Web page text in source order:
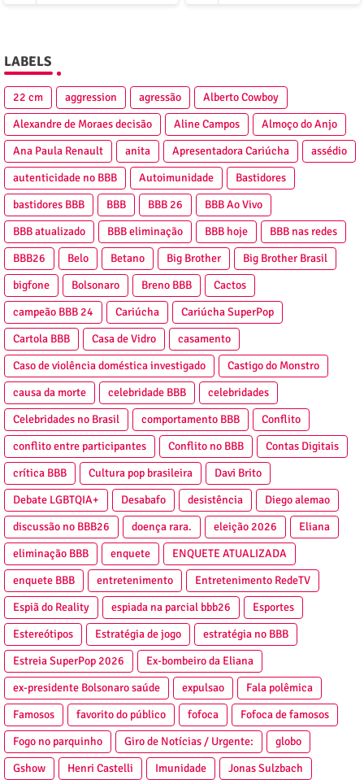
LABELS
22 cm aggression agressão
Alberto Cowboy
Alexandre de Moraes decisão
Aline Campos
Almoço do Anjo
Ana Paula Renault
anita Apresentadora Cariúcha
assédio
autenticidade no BBB
Autoimunidade
Bastidores
bastidores BBB
BBB BBB 26
BBB Ao Vivo
BBB atualizado
BBB eliminação BBB hoje
BBB nas redes
BBB26
Belo Betano Big Brother
Big Brother Brasil
bigfone
Bolsonaro Breno BBB
Cactos
campeão BBB 24
Cariúcha
Cariúcha SuperPop
Cartola BBB
Casa de Vidro
casamento
Caso de violência doméstica investigado
Castigo do Monstro
causa da morte
celebridade BBB
celebridades
Celebridades no Brasil
comportamento BBB
Conflito
conflito entre participantes
Conflito no BBB
Contas Digitais
crítica BBB
Cultura pop brasileira
Davi Brito
Debate LGBTQIA+
Desabafo desistência
Diego alemao
discussão no BBB26
doença rara. eleição 2026
Eliana
eliminação BBB
enquete
ENQUETE ATUALIZADA
enquete BBB
entretenimento
Entretenimento RedeTV
Espiã do Reality
espiada na parcial bbb26
Esportes
Estereótipos
Estratégia de jogo
estratégia no BBB
Estreia SuperPop 2026
Ex-bombeiro da Eliana
ex-presidente Bolsonaro saúde
expulsao
Fala polêmica
Famosos
favorito do público fofoca
Fofoca de famosos
Fogo no parquinho
Giro de Notícias / Urgente:
globo
Gshow
Henri Castelli Imunidade Jonas Sulzbach